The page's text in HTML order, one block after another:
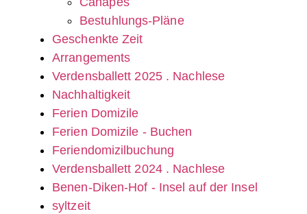
Bestuhlungs-Pläne
Geschenkte Zeit
Arrangements
Verdensballett 2025 . Nachlese
Nachhaltigkeit
Ferien Domizile
Ferien Domizile - Buchen
Feriendomizilbuchung
Verdensballett 2024 . Nachlese
Benen-Diken-Hof - Insel auf der Insel
syltzeit